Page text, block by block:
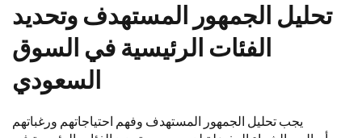
تحليل الجمهور المستهدف وتحديد
الفئات الرئيسية في السوق
السعودي
يجب تحليل الجمهور المستهدف وفهم احتياجاتهم ورغباتهم